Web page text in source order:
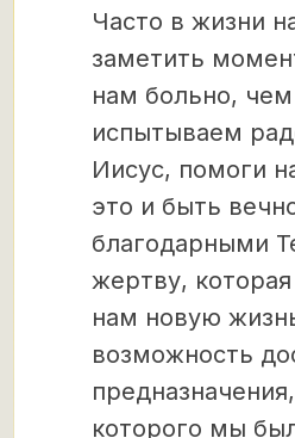
Часто в жизни
заметить
нам больно,
испытываем
Иисус, помоги
это и быть
благодарными
жертву,
нам новую
возможность
которого мы